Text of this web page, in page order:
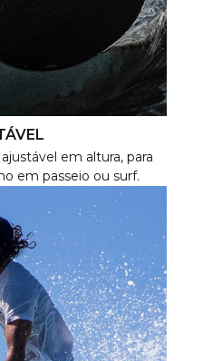
em altura, para
em passeio ou surf.